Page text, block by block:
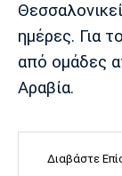
ημέρες. Για
από ομάδες
Αραβία.
Διαβάστε